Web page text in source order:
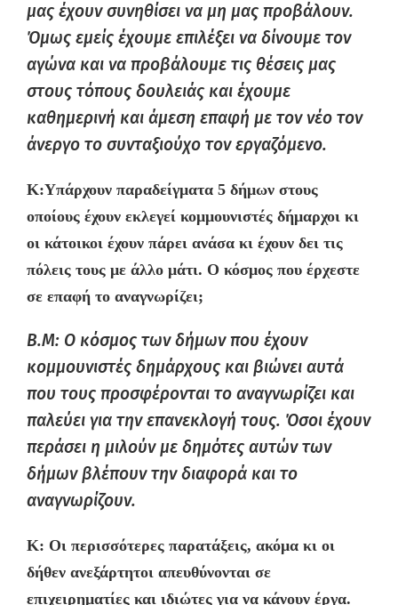
μας έχουν συνηθίσει να μη μας προβάλουν.
Όμως εμείς έχουμε επιλέξει να δίνουμε τον
αγώνα και να προβάλουμε τις θέσεις μας
στους τόπους δουλειάς και έχουμε
καθημερινή και άμεση επαφή με τον νέο τον
άνεργο το συνταξιούχο τον εργαζόμενο.
K:Υπάρχουν παραδείγματα 5 δήμων στους
οποίους έχουν εκλεγεί κομμουνιστές δήμαρχοι κι
οι κάτοικοι έχουν πάρει ανάσα κι έχουν δει τις
πόλεις τους με άλλο μάτι. Ο κόσμος που έρχεστε
σε επαφή το αναγνωρίζει;
B.M: Ο κόσμος των δήμων που έχουν
κομμουνιστές δημάρχους και βιώνει αυτά
που τους προσφέρονται το αναγνωρίζει και
παλεύει για την επανεκλογή τους. Όσοι έχουν
περάσει η μιλούν με δημότες αυτών των
δήμων βλέπουν την διαφορά και το
αναγνωρίζουν.
K: Οι περισσότερες παρατάξεις, ακόμα κι οι
δήθεν ανεξάρτητοι απευθύνονται σε
επιχειρηματίες και ιδιώτες για να κάνουν έργα.